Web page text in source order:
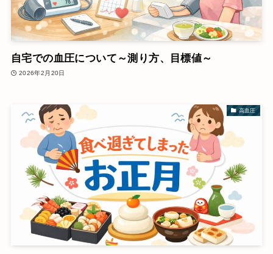
自宅での血圧について～測り方、目標値～
2026年2月20日
高血圧